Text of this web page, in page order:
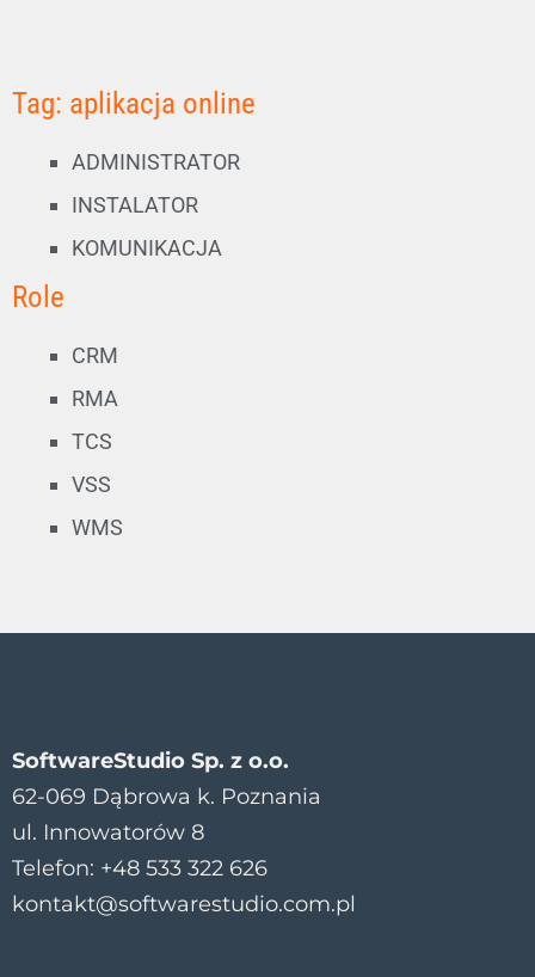
Tag: aplikacja online
ADMINISTRATOR
INSTALATOR
KOMUNIKACJA
Role
CRM
RMA
TCS
VSS
WMS
SoftwareStudio Sp. z o.o.
62-069 Dąbrowa k. Poznania
ul. Innowatorów 8
Telefon: +48 533 322 626
kontakt@softwarestudio.com.pl